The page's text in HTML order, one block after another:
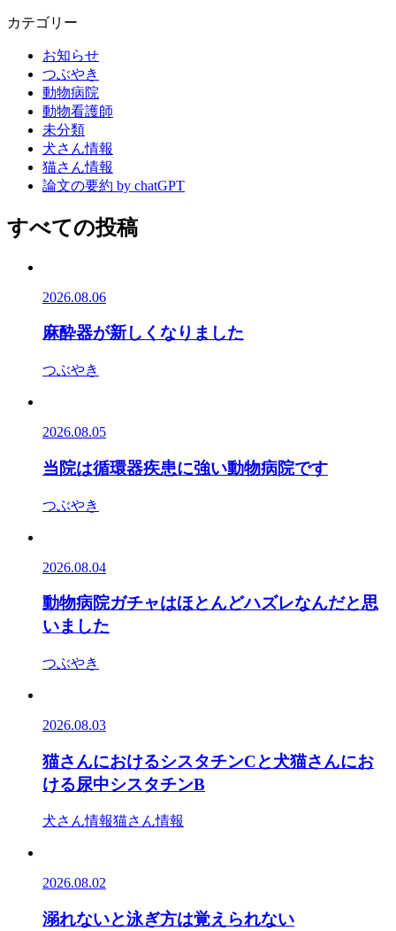
カテゴリー
お知らせ
つぶやき
動物病院
動物看護師
未分類
犬さん情報
猫さん情報
論文の要約 by chatGPT
すべての投稿
2026.08.06
麻酔器が新しくなりました
つぶやき
2026.08.05
当院は循環器疾患に強い動物病院です
つぶやき
2026.08.04
動物病院ガチャはほとんどハズレなんだと思
いました
つぶやき
2026.08.03
猫さんにおけるシスタチンCと犬猫さんにお
ける尿中シスタチンB
犬さん情報猫さん情報
2026.08.02
溺れないと泳ぎ方は覚えられない